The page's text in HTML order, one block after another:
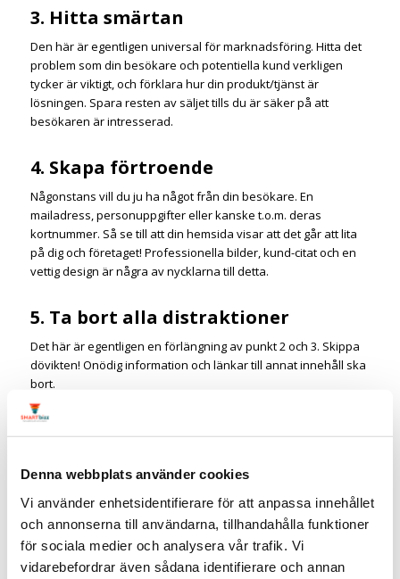
Denna webbplats använder cookies
Vi använder enhetsidentifierare för att anpassa innehållet
och annonserna till användarna, tillhandahålla funktioner
för sociala medier och analysera vår trafik. Vi
vidarebefordrar även sådana identifierare och annan
3. Hitta smärtan
Den här är egentligen universal för marknadsföring. Hitta det
problem som din besökare och potentiella kund verkligen
tycker är viktigt, och förklara hur din produkt/tjänst är
lösningen. Spara resten av säljet tills du är säker på att
besökaren är intresserad.
4. Skapa förtroende
Någonstans vill du ju ha något från din besökare. En
mailadress, personuppgifter eller kanske t.o.m. deras
kortnummer. Så se till att din hemsida visar att det går att lita
på dig och företaget! Professionella bilder, kund-citat och en
vettig design är några av nycklarna till detta.
5. Ta bort alla distraktioner
Det här är egentligen en förlängning av punkt 2 och 3. Skippa
dövikten! Onödig information och länkar till annat innehåll ska
bort.
6. Ha en tydlig Call-to-action
Det är du som för i den här dansen – gör det enkelt för mig att
följa med.
Relaterade artiklar:
7 steg som tar företaget till nästa nivå i sociala medier